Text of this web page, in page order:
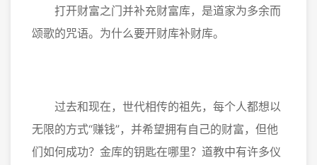
打开财富之门并补充财富库，是道家为多余而
颂歌的咒语。为什么要开财库补财库。
过去和现在，世代相传的祖先，每个人都想以
无限的方式“赚钱”，并希望拥有自己的财富，但他
们如何成功？金库的钥匙在哪里？道教中有许多仪